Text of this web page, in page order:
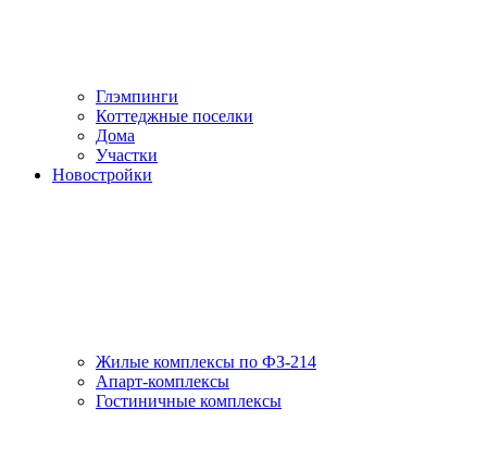
Глэмпинги
Коттеджные поселки
Дома
Участки
Новостройки
Жилые комплексы по ФЗ-214
Апарт-комплексы
Гостиничные комплексы